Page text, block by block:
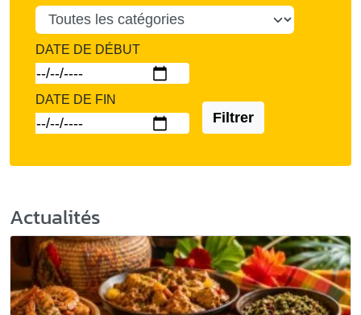
DATE DE DÉBUT
DATE DE FIN
Filtrer
Actualités